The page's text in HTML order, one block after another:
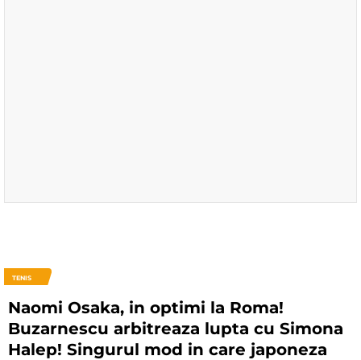
TENIS
Naomi Osaka, in optimi la Roma!
Buzarnescu arbitreaza lupta cu Simona
Halep! Singurul mod in care japoneza